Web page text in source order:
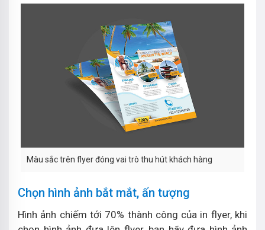
Màu sắc trên flyer đóng vai trò thu hút khách hàng
Chọn hình ảnh bắt mắt, ấn tượng
Hình ảnh chiếm tới 70% thành công của in flyer, khi